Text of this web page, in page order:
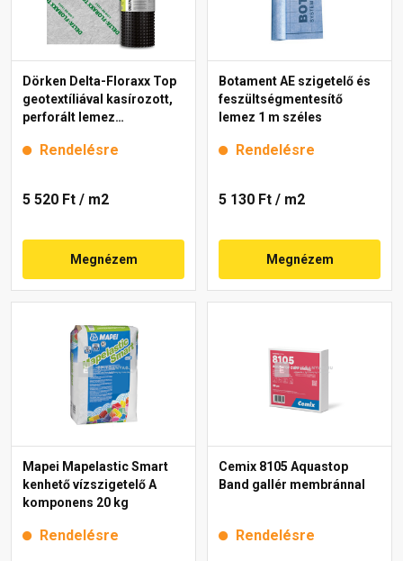
Dörken Delta-Floraxx Top
geotextíliával kasírozott,
perforált lemez
Rendelésre
5 520 Ft / m2
Megnézem
Botament AE szigetelő és
feszültségmentesítő
lemez 1 m széles
Rendelésre
5 130 Ft / m2
Megnézem
Mapei Mapelastic Smart
kenhető vízszigetelő A
komponens 20 kg
Rendelésre
Cemix 8105 Aquastop
Band gallér membránnal
Rendelésre